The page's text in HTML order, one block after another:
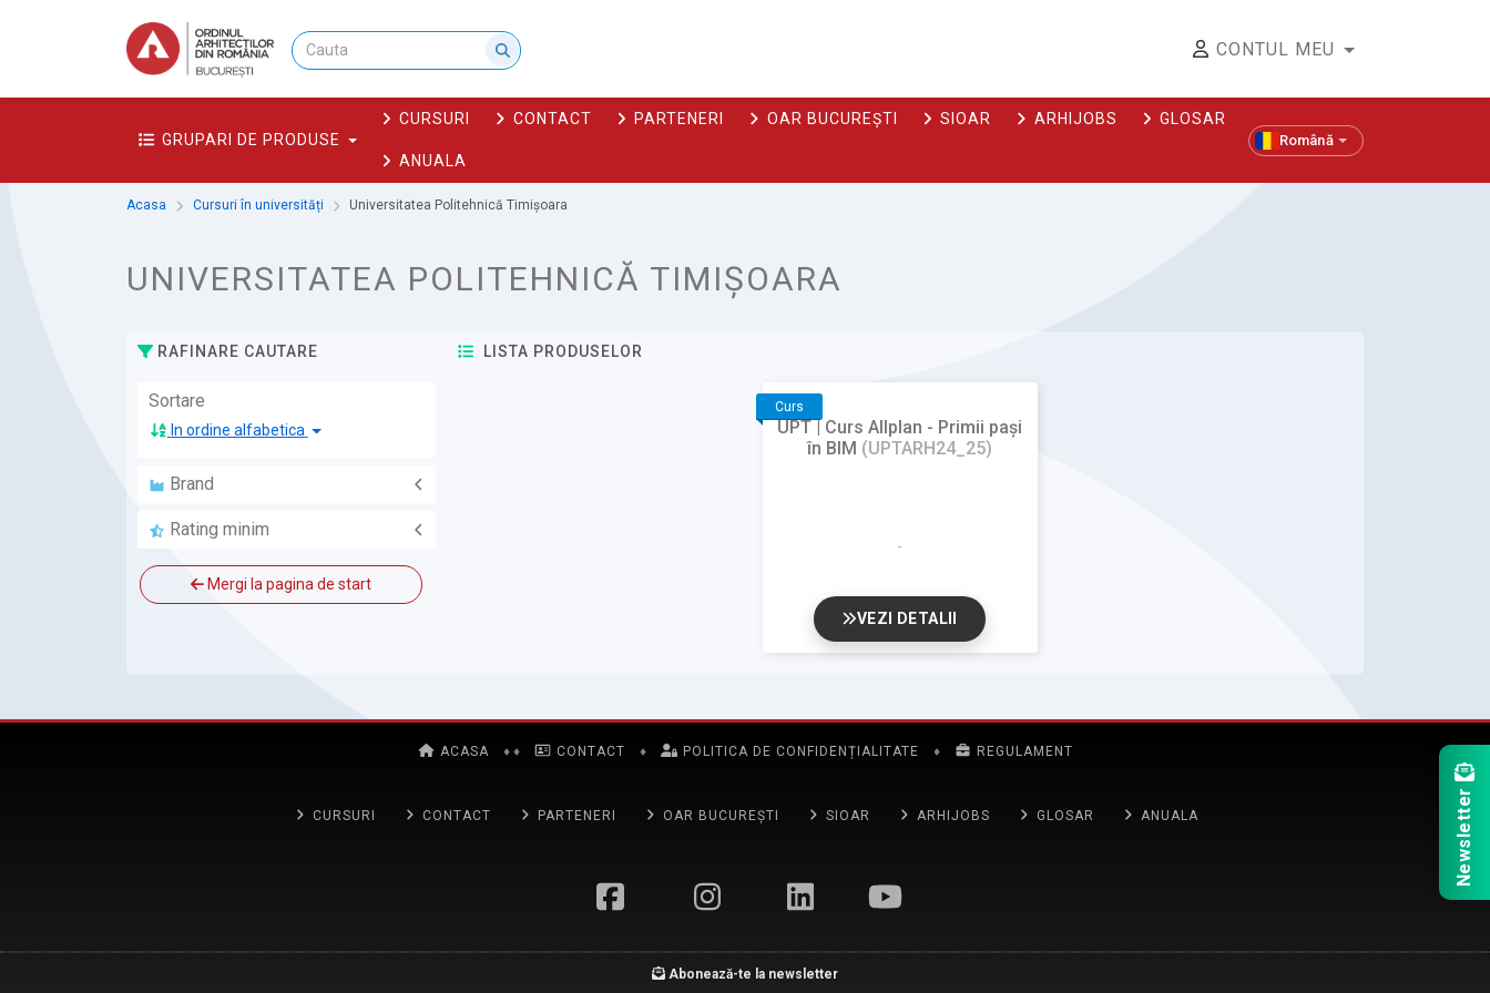
CONTUL MEU
GRUPARI DE PRODUSE
CURSURI CONTACT PARTENERI OAR BUCUREȘTI SIOAR ARHIJOBS GLOSAR
ANUALA
Română
Acasa Cursuri în universități Universitatea Politehnică Timișoara
UNIVERSITATEA POLITEHNICĂ TIMIȘOARA
RAFINARE CAUTARE
Sortare
In ordine alfabetica
Brand
Rating minim
Mergi la pagina de start
LISTA PRODUSELOR
Curs
UPT | Curs Allplan - Primii pași
în BIM (UPTARH24_25)
VEZI DETALII
ACASA ♦ ♦ CONTACT ♦ POLITICA DE CONFIDENȚIALITATE ♦ REGULAMENT
CURSURI CONTACT PARTENERI OAR BUCUREȘTI SIOAR ARHIJOBS GLOSAR ANUALA
Abonează-te la newsletter
Newsletter